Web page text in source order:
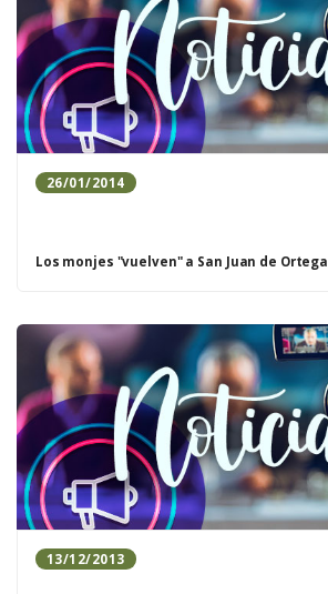
26/01/2014
Los monjes "vuelven" a San Juan de Ortega
13/12/2013